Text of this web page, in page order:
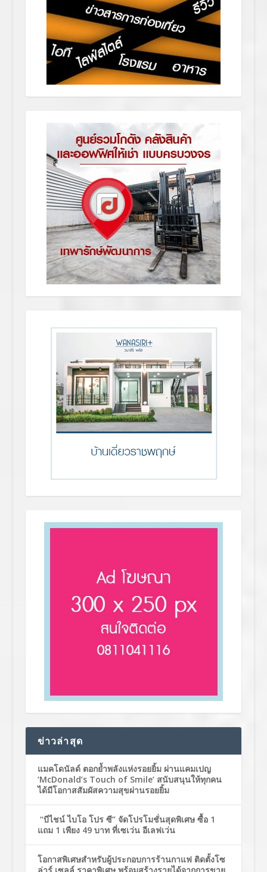
ข่าวล่าสุด
แมคโดนัลด์ ตอกย้ำพลังแห่งรอยยิ้ม ผ่านแคมเปญ
‘McDonald’s Touch of Smile’ สนับสนุนให้ทุกคน
ได้มีโอกาสสัมผัสความสุขผ่านรอยยิ้ม
“บีไชน์ ไบโอ โปร ซี” จัดโปรโมชั่นสุดพิเศษ ซื้อ 1
แถม 1 เพียง 49 บาท ที่เซเว่น อีเลฟเว่น
โอกาสพิเศษสำหรับผู้ประกอบการร้านกาแฟ ติดตั้งโซ
ล่าร์ เซลล์ ราคาพิเศษ พร้อมสร้างรายได้จากการขาย